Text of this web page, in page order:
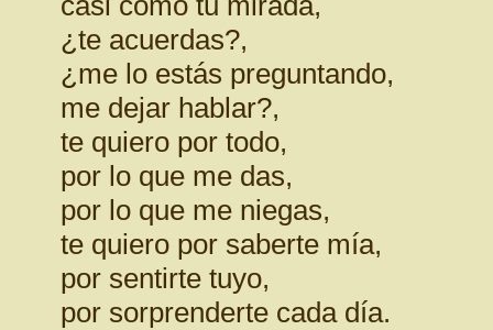
¿te acuerdas?,
¿me lo estás preguntando,
me dejar hablar?,
te quiero por todo,
por lo que me das,
por lo que me niegas,
te quiero por saberte mía,
por sentirte tuyo,
por sorprenderte cada día.